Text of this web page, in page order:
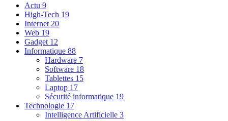
Actu 9
High-Tech 19
Internet 20
Web 19
Gadget 12
Informatique 88
Hardware 7
Software 18
Tablettes 15
Laptop 17
Sécurité informatique 19
Technologie 17
Intelligence Artificielle 3